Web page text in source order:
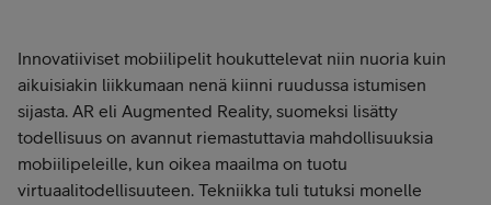
Innovatiiviset mobiilipelit houkuttelevat niin nuoria kuin
aikuisiakin liikkumaan nenä kiinni ruudussa istumisen
sijasta. AR eli Augmented Reality, suomeksi lisätty
todellisuus on avannut riemastuttavia mahdollisuuksia
mobiilipeleille, kun oikea maailma on tuotu
virtuaalitodellisuuteen. Tekniikka tuli tutuksi monelle